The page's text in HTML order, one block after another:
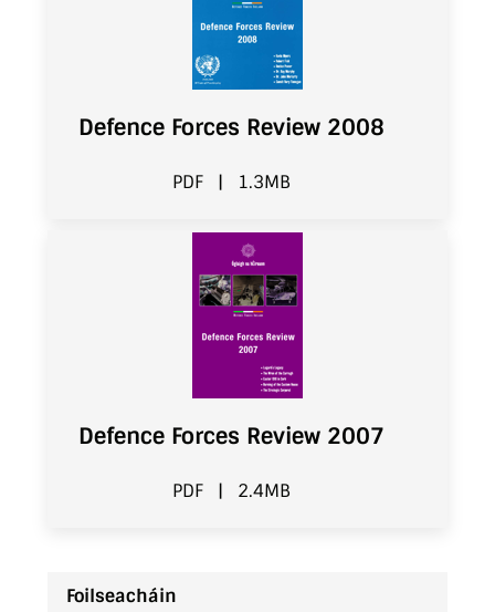
Defence Forces Review 2008
PDF | 1.3MB
Defence Forces Review 2007
PDF | 2.4MB
Foilseacháin